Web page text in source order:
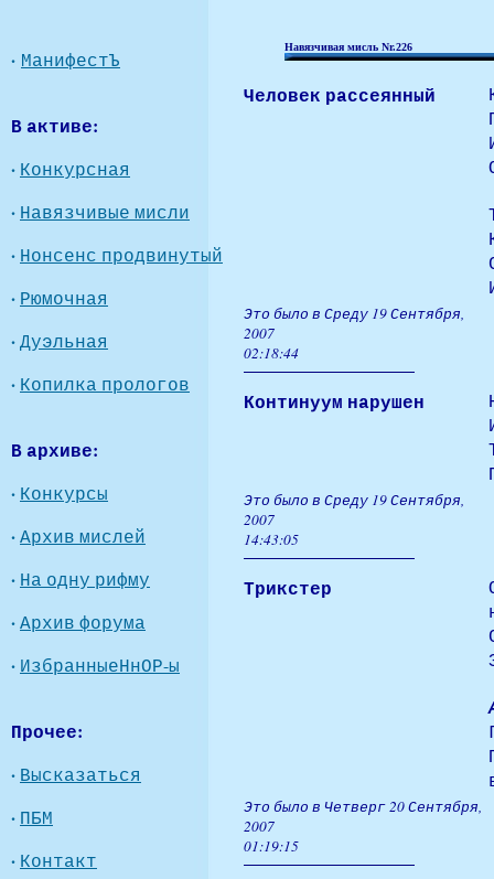
· МанифестЪ
В активе:
· Конкурсная
· Навязчивые мисли
· Нонсенс продвинутый
· Рюмочная
·Дуэльная
· Копилка прологов
В архиве:
· Конкурсы
·Архив мислей
· На одну рифму
·Архив форума
· ИзбранныеНнОР-ы
Прочее:
· Высказаться
· ПБМ
· Контакт
Навязчивая мисль Nr.226
Человек рассеянный
Это было в Среду 19 Сентября,
2007
02:18:44
Континуум нарушен
Это было в Среду 19 Сентября,
2007
14:43:05
Трикстер
Это было в Четверг 20 Сентября,
2007
01:19:15